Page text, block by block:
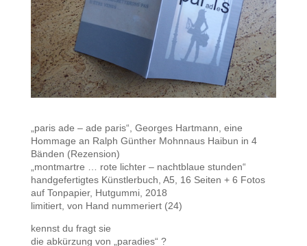
„paris ade – ade paris“, Georges Hartmann, eine
Hommage an Ralph Günther Mohnnaus Haibun in 4
Bänden (Rezension)
„montmartre … rote lichter – nachtblaue stunden“
handgefertigtes Künstlerbuch, A5, 16 Seiten + 6 Fotos
auf Tonpapier, Hutgummi, 2018
limitiert, von Hand nummeriert (24)
kennst du fragt sie
die abkürzung von „paradies“ ?